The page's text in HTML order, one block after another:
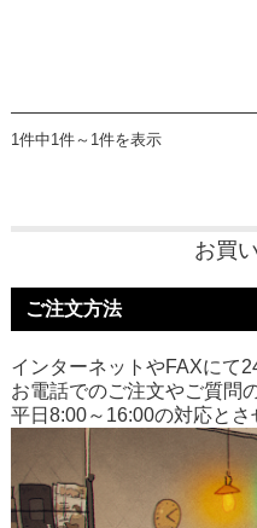
1件中1件～1件を表示
お買
ご注文方法
インターネットやFAXにて
お電話でのご注文やご質問
平日8:00～16:00の対応とさ